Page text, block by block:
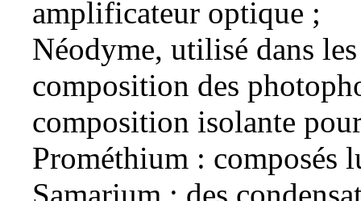
amplificateur optique ;
Néodyme, utilisé dans
composition des
composition isolante
Prométhium : composés
Samarium : des